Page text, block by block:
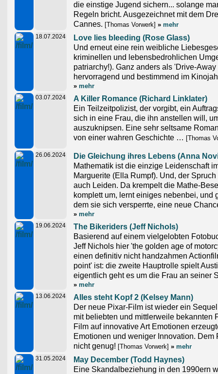
die einstige Jugend sichern... solange
Regeln bricht. Ausgezeichnet mit dem
Cannes. [Thomas Vorwerk] » mehr
18.07.2024
Love lies bleeding (Rose Glass)
Und erneut eine rein weibliche
kriminellen und lebensbedrohlichen
patriarchy!). Ganz anders als 'Drive-
hervorragend und bestimmend im
» mehr
03.07.2024
A Killer Romance (Richard Linklater)
Ein Teilzeitpolizist, der vorgibt, ein
sich in eine Frau, die ihn anstellen will,
auszuknipsen. Eine sehr seltsame
von einer wahren Geschichte … [Thomas
26.06.2024
Die Gleichung ihres Lebens (Anna
Mathematik ist die einzige Leidenschaft
Marguerite (Ella Rumpf). Und, der
auch Leiden. Da krempelt die Mathe-
komplett um, lernt einiges nebenbei, und
dem sie sich versperrte, eine neue
» mehr
19.06.2024
The Bikeriders (Jeff Nichols)
Basierend auf einem vielgelobten
Jeff Nichols hier 'the golden age of
einen definitiv nicht handzahmen
point' ist: die zweite Hauptrolle spielt
eigentlich geht es um die Frau an seiner
» mehr
13.06.2024
Alles steht Kopf 2 (Kelsey Mann)
Der neue Pixar-Film ist wieder ein
mit beliebten und mittlerweile bekannten
Film auf innovative Art Emotionen
Emotionen und weniger Innovation. Dem
nicht genug! [Thomas Vorwerk] » mehr
31.05.2024
May December (Todd Haynes)
Eine Skandalbeziehung in den 1990ern